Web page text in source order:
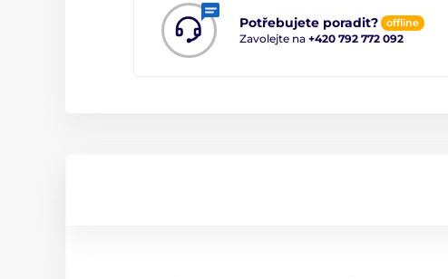
Potřebujete poradit? offline
Zavolejte na +420 792 772 092